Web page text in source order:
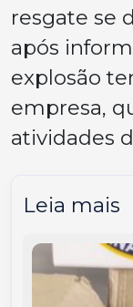
resgate se
após
explosão
empresa,
atividades
Leia mais